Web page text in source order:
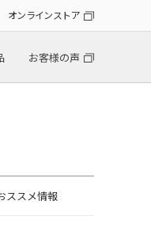
オンラインストア
お客様の声
ススメ情報